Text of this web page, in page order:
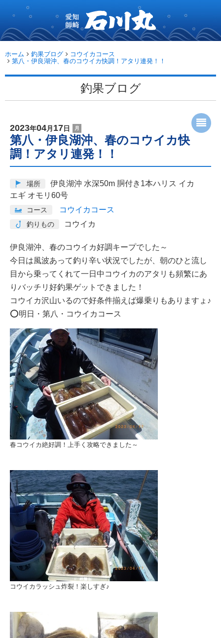
師
崎
川
丸...
ホーム 釣果ブログ
コウイカコース
第八・伊良湖沖、春のコウイカ快調！アタリ連発！！
釣果ブログ
2023年04月 17日 月
第八・伊良湖沖、春のコウイカ快
調！アタリ連発！！
場所
伊良湖沖 水深50m 胴付き1本ハリス イカ
エギ オモリ60号
コース コウイカコース
釣りもの コウイカ
伊良湖沖、春のコウイカ好調キープでした～
今日は風波あって釣り辛い状況でしたが、朝のひと流し
目から乗ってくれて一日中コウイカのアタリも頻繁にあ
りバッチリ好釣果ゲットできました！
コウイカ沢山いるので好条件揃えば爆乗りもありますょ♪
⭕️明日・第八・コウイカコース
春コウイカ絶好調！上手く攻略できました～
コウイカラッシュ炸裂！楽しすぎ♪